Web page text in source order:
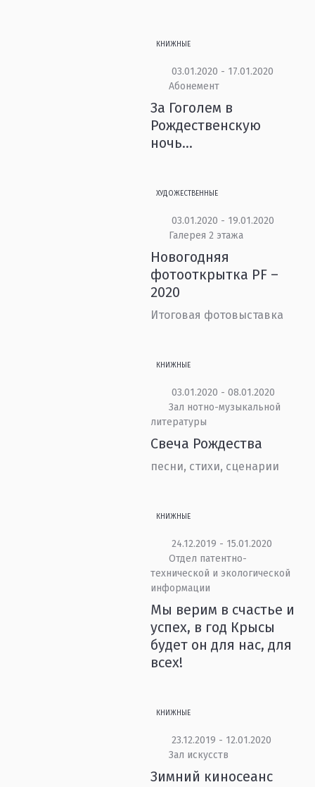
КНИЖНЫЕ
03.01.2020 - 17.01.2020
Абонемент
За Гоголем в
Рождественскую
ночь...
ХУДОЖЕСТВЕННЫЕ
03.01.2020 - 19.01.2020
Галерея 2 этажа
Новогодняя
фотооткрытка PF –
2020
Итоговая фотовыставка
КНИЖНЫЕ
03.01.2020 - 08.01.2020
Зал нотно-музыкальной
литературы
Свеча Рождества
песни, стихи, сценарии
КНИЖНЫЕ
24.12.2019 - 15.01.2020
Отдел патентно-
технической и экологической
информации
Мы верим в счастье и
успех, в год Крысы
будет он для нас, для
всех!
КНИЖНЫЕ
23.12.2019 - 12.01.2020
Зал искусств
Зимний киносеанс